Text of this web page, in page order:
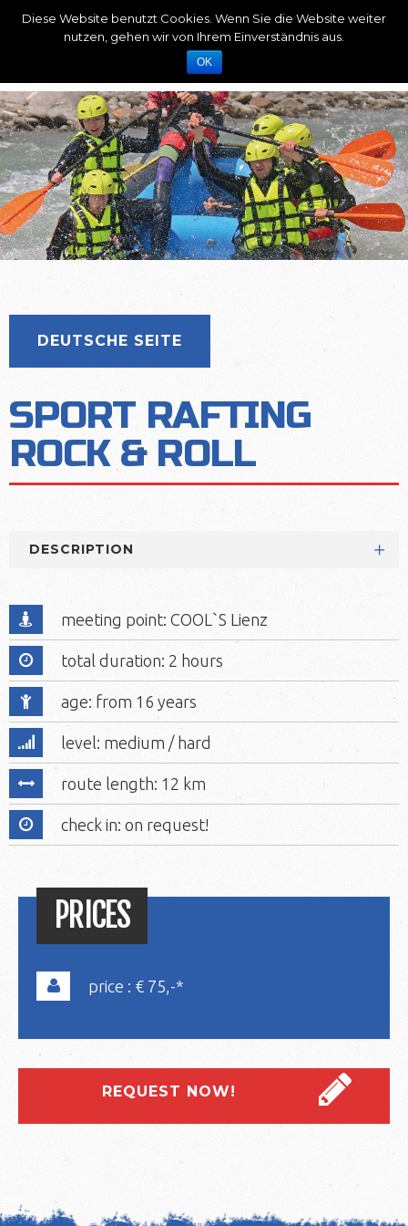
DEUTSCHE SEITE
SPORT RAFTING
ROCK & ROLL
DESCRIPTION
meeting point: COOL`S Lienz
total duration: 2 hours
age: from 16 years
level: medium / hard
route length: 12 km
check in: on request!
PRICES
price : € 75,-*
REQUEST NOW!
Diese Website benutzt Cookies. Wenn Sie die Website weiter
nutzen, gehen wir von Ihrem Einverständnis aus.
OK